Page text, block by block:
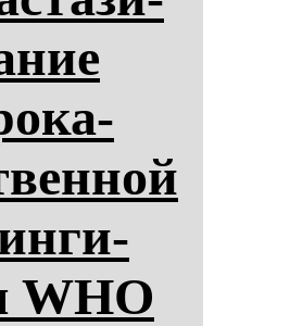
WHO